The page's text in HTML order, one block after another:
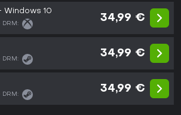
Windows 10
DRM:
34,99 €
DRM:
34,99 €
DRM:
34,99 €